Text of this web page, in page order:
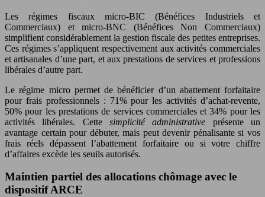
Les régimes fiscaux micro-BIC (Bénéfices Industriels et
Commerciaux) et micro-BNC (Bénéfices Non Commerciaux)
simplifient considérablement la gestion fiscale des petites entreprises.
Ces régimes s’appliquent respectivement aux activités commerciales
et artisanales d’une part, et aux prestations de services et professions
libérales d’autre part.
Le régime micro permet de bénéficier d’un abattement forfaitaire
pour frais professionnels : 71% pour les activités d’achat-revente,
50% pour les prestations de services commerciales et 34% pour les
activités libérales. Cette simplicité administrative présente un
avantage certain pour débuter, mais peut devenir pénalisante si vos
frais réels dépassent l’abattement forfaitaire ou si votre chiffre
d’affaires excède les seuils autorisés.
Maintien partiel des allocations chômage avec le
dispositif ARCE